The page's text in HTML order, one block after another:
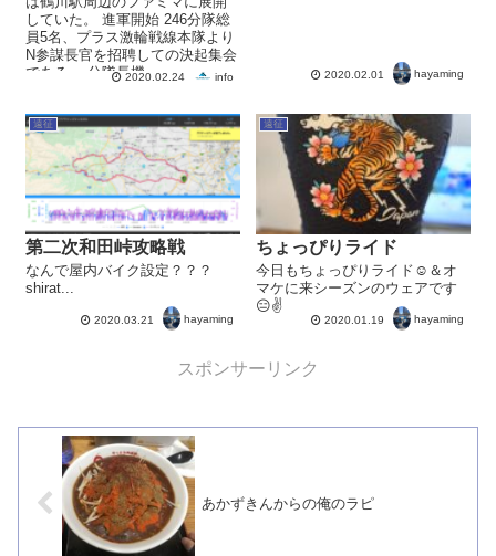
していた。 進軍開始 246分隊総
員5名、プラス激輪戦線本隊より
N参謀長官を招聘しての決起集会
である。 分隊長機...
2020.02.24 info 2020.02.01 hayaming
遠征
第二次和田峠攻略戦
なんで屋内バイク設定？？？
shirat...
2020.03.21 hayaming
遠征
ちょっぴりライド
今日もちょっぴりライド☺＆オ
マケに来シーズンのウェアです
😑✌
2020.01.19 hayaming
スポンサーリンク
あかずきんからの俺のラピ